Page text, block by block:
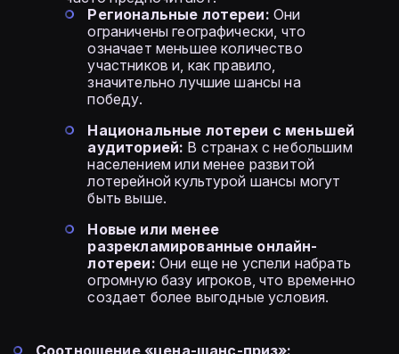
Региональные лотереи: Они
ограничены географически, что
означает меньшее количество
участников и, как правило,
значительно лучшие шансы на
победу.
Национальные лотереи с меньшей
аудиторией: В странах с небольшим
населением или менее развитой
лотерейной культурой шансы могут
быть выше.
Новые или менее
разрекламированные онлайн-
лотереи: Они еще не успели набрать
огромную базу игроков, что временно
создает более выгодные условия.